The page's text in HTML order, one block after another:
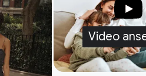
Video